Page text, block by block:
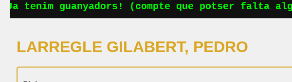
tenim guanyadors! (compte que potser falta
LARREGLE GILABERT, PEDRO